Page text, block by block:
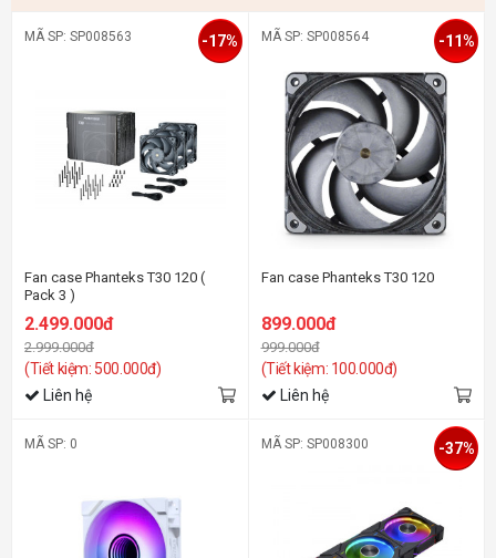
MÃ SP: SP008563
Fan case Phanteks T30 120 (
Pack 3 )
2.499.000đ
2.999.000đ
(Tiết kiệm: 500.000đ)
-17%
Liên hệ
MÃ SP: SP008564
Fan case Phanteks T30 120
899.000đ
999.000đ
(Tiết kiệm: 100.000đ)
-11%
Liên hệ
MÃ SP: 0 MÃ SP: SP008300 -37%